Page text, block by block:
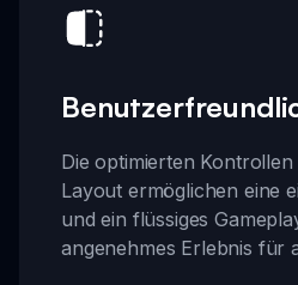
Die optimierten
Layout ermöglichen eine
und ein flüssiges
angenehmes Erlebnis für